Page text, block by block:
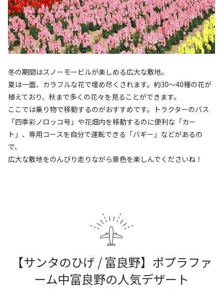
冬の期間はスノーモービルが楽しめる広大な敷地。
夏は一面、カラフルな花で埋め尽くされます。約30～40種の花が
植えており、秋まで多くの花々を見ることができます。
ここでは乗り物で移動するのがおすすめです。トラクターのバス
「四季彩ノロッコ号」や花畑内を移動するのに便利な「カー
ト」、専用コースを自分で運転できる「バギー」などがあるの
で、
広大な敷地をのんびり走りながら景色を楽しんでくださいね！
【サンタのひげ / 富良野】ポプラファ
ーム中富良野の人気デザート